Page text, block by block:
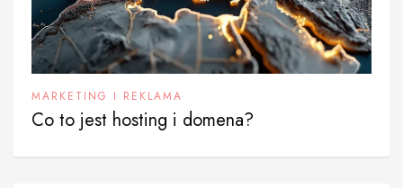
MARKETING I REKLAMA
Co to jest hosting i domena?